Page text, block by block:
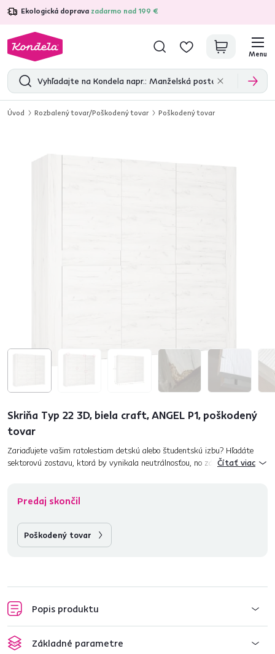
Ekologická doprava zadarmo nad 199 €
4,7 31 285overených produktových recenzií
Menu
Úvod Rozbalený tovar/Poškodený tovar Poškodený tovar
Skriňa Typ 22 3D, biela craft, ANGEL P1, poškodený
tovar
Zariaďujete vašim ratolestiam detskú alebo študentskú izbu? Hľadáte
sektorovú zostavu, ktorá by vynikala neutrálnosťou, no zároveňČítať viac
Predaj skončil
Poškodený tovar
Popis produktu
Základné parametre